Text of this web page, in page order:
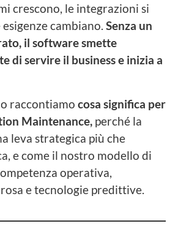
crescono, le integrazioni si
cambiano. Senza un
il software smette
di servire il business e inizia a
raccontiamo cosa significa per
Maintenance, perché la
leva strategica più che
e come il nostro modello di
operativa,
e tecnologie predittive.